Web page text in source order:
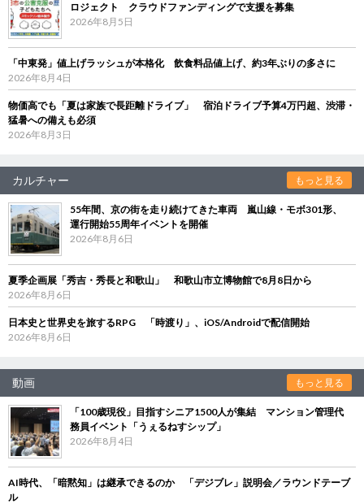
ロジェクト クラウドファンディングで支援を募集
2026年8月5日
「中東発」値上げラッシュが本格化 飲食料品値上げ、約3年ぶりの多さに
2026年8月4日
物価高でも「夏は家族で長距離ドライブ」 宿泊ドライブ予算4万円超、渋滞・
猛暑への備えも必須
2026年8月3日
カルチャー もっと見る
55年間、京の街を走り続けてきた車両 嵐山線・モボ301形、
運行開始55周年イベントを開催
2026年8月6日
夏季企画展「秀吉・秀長と和歌山」 和歌山市立博物館で8月8日から
2026年8月6日
日本史と世界史を旅するRPG 「時渡り」、iOS/Androidで配信開始
2026年8月6日
動画 もっと見る
「100歳現役」目指すシニア1500人が集結 マンション管理代
務員イベント「うぇるねすシップ」
2026年8月4日
AI時代、「暗黙知」は継承できるのか 「デジブレ」説明会／ラウンドテーブ
ル